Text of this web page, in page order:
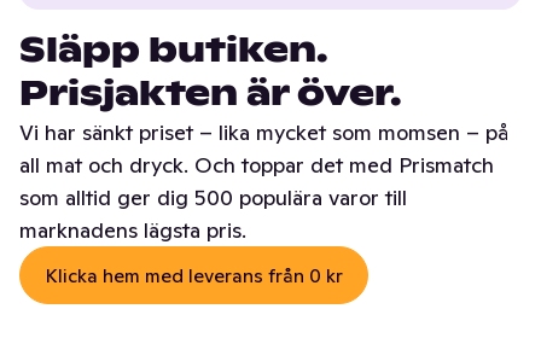
Släpp butiken.
Prisjakten är över.
Vi har sänkt priset – lika mycket som momsen – på
all mat och dryck. Och toppar det med Prismatch
som alltid ger dig 500 populära varor till
marknadens lägsta pris.
Klicka hem med leverans från 0 kr